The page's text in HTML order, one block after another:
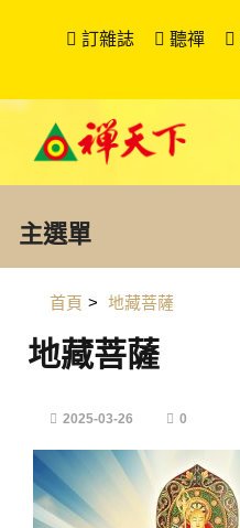
訂雜誌 聽禪
主選單
首頁 > 地藏菩薩
地藏菩薩
2025-03-26 0